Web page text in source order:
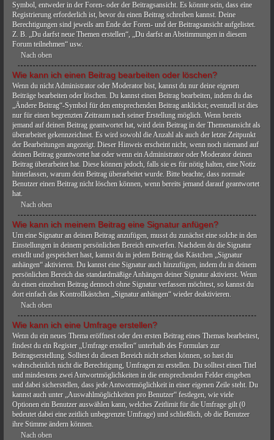
Symbol, entweder in der Foren- oder der Beitragsansicht. Es könnte sein, dass eine
Registrierung erforderlich ist, bevor du einen Beitrag schreiben kannst. Deine
Berechtigungen sind jeweils am Ende der Foren- und der Beitragsansicht aufgelistet.
Z. B. „Du darfst neue Themen erstellen“, „Du darfst an Abstimmungen in diesem
Forum teilnehmen“ usw.
Nach oben
Wie kann ich einen Beitrag bearbeiten oder löschen?
Wenn du nicht Administrator oder Moderator bist, kannst du nur deine eigenen
Beiträge bearbeiten oder löschen. Du kannst einen Beitrag bearbeiten, indem du das
„Ändere Beitrag“-Symbol für den entsprechenden Beitrag anklickst; eventuell ist dies
nur für einen begrenzten Zeitraum nach seiner Erstellung möglich. Wenn bereits
jemand auf deinen Beitrag geantwortet hat, wird dein Beitrag in der Themenansicht als
überarbeitet gekennzeichnet. Es wird sowohl die Anzahl als auch der letzte Zeitpunkt
der Bearbeitungen angezeigt. Dieser Hinweis erscheint nicht, wenn noch niemand auf
deinen Beitrag geantwortet hat oder wenn ein Administrator oder Moderator deinen
Beitrag überarbeitet hat. Diese können jedoch, falls sie es für nötig halten, eine Notiz
hinterlassen, warum dein Beitrag überarbeitet wurde. Bitte beachte, dass normale
Benutzer einen Beitrag nicht löschen können, wenn bereits jemand darauf geantwortet
hat.
Nach oben
Wie kann ich meinem Beitrag eine Signatur anfügen?
Um eine Signatur an deinen Beitrag anzufügen, musst du zunächst eine solche in den
Einstellungen in deinem persönlichen Bereich entwerfen. Nachdem du die Signatur
erstellt und gespeichert hast, kannst du in jedem Beitrag das Kästchen „Signatur
anhängen“ aktivieren. Du kannst eine Signatur auch hinzufügen, indem du in deinem
persönlichen Bereich das standardmäßige Anhängen deiner Signatur aktivierst. Wenn
du einen einzelnen Beitrag dennoch ohne Signatur verfassen möchtest, so kannst du
dort einfach das Kontrollkästchen „Signatur anhängen“ wieder deaktivieren.
Nach oben
Wie kann ich eine Umfrage erstellen?
Wenn du ein neues Thema eröffnest oder den ersten Beitrag eines Themas bearbeitest,
findest du ein Register „Umfrage erstellen“ unterhalb des Formulars zur
Beitragserstellung. Solltest du diesen Bereich nicht sehen können, so hast du
wahrscheinlich nicht die Berechtigung, Umfragen zu erstellen. Du solltest einen Titel
und mindestens zwei Antwortmöglichkeiten in die entsprechenden Felder eingeben
und dabei sicherstellen, dass jede Antwortmöglichkeit in einer eigenen Zeile steht. Du
kannst auch unter „Auswahlmöglichkeiten pro Benutzer“ festlegen, wie viele
Optionen ein Benutzer auswählen kann, welches Zeitlimit für die Umfrage gilt (0
bedeutet dabei eine zeitlich unbegrenzte Umfrage) und schließlich, ob die Benutzer
ihre Stimme ändern können.
Nach oben